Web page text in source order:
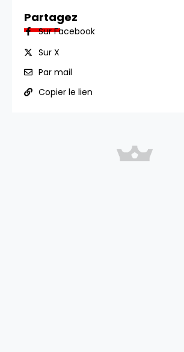
Partagez
Sur Facebook
Sur X
Par mail
Copier le lien